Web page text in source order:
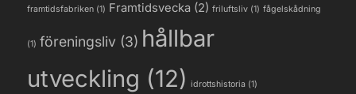
framtidsfabriken (1) Framtidsvecka (2) friluftsliv (1) fågelskådning
(1) föreningsliv (3) hållbar
utveckling (12) idrottshistoria (1)